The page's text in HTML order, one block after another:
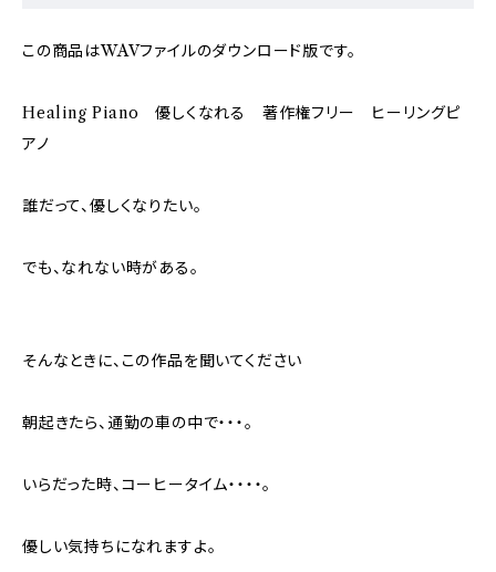
この商品はWAVファイルのダウンロード版です。
Healing Piano 優しくなれる 著作権フリー ヒーリングピ
アノ
誰だって、優しくなりたい。
でも、なれない時がある。
そんなときに、この作品を聞いてください
朝起きたら、通勤の車の中で・・・。
いらだった時、コーヒータイム・・・・。
優しい気持ちになれますよ。